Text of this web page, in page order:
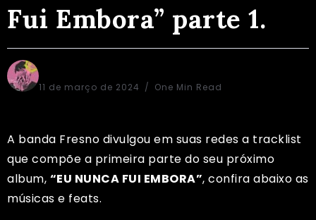
Fui Embora” parte 1.
11 de março de 2024 One Min Read
A banda Fresno divulgou em suas redes a tracklist
que compõe a primeira parte do seu próximo
album, “EU NUNCA FUI EMBORA”, confira abaixo as
músicas e feats.